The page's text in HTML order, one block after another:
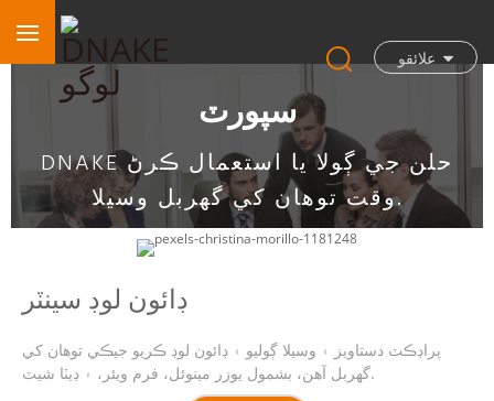
علائقو
سپورٽ
DNAKE حلن جي ڳولا يا استعمال ڪرڻ
وقت توهان کي گهربل وسيلا.
ڊائون لوڊ سينٽر
پراڊڪٽ دستاويز ۽ وسيلا ڳوليو ۽ ڊائون لوڊ ڪريو جيڪي توهان کي
گهربل آهن، بشمول يوزر مينوئل، فرم ويئر، ۽ ڊيٽا شيٽ.